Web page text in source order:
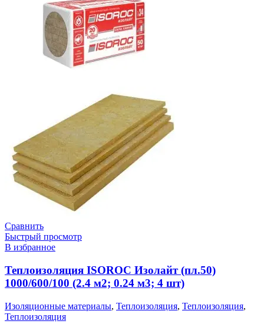
Сравнить
Быстрый просмотр
В избранное
Теплоизоляция ISOROC Изолайт (пл.50)
1000/600/100 (2.4 м2; 0.24 м3; 4 шт)
Изоляционные материалы, Теплоизоляция, Теплоизоляция,
Теплоизоляция